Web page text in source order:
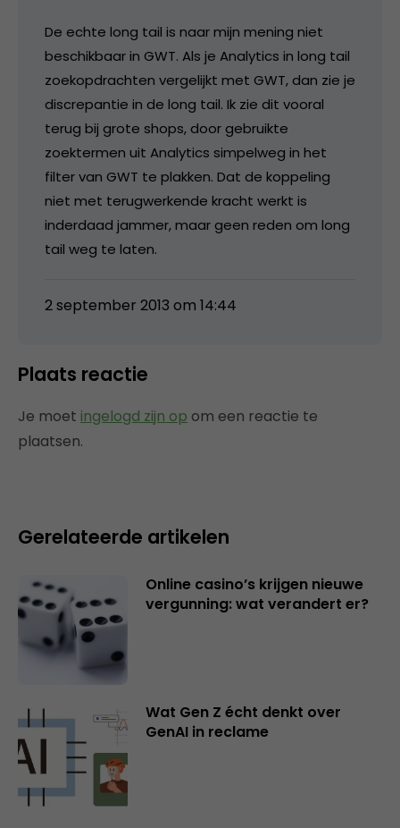
De echte long tail is naar mijn mening niet
beschikbaar in GWT. Als je Analytics in long tail
zoekopdrachten vergelijkt met GWT, dan zie je
discrepantie in de long tail. Ik zie dit vooral
terug bij grote shops, door gebruikte
zoektermen uit Analytics simpelweg in het
filter van GWT te plakken. Dat de koppeling
niet met terugwerkende kracht werkt is
inderdaad jammer, maar geen reden om long
tail weg te laten.
2 september 2013 om 14:44
Plaats reactie
Je moet ingelogd zijn op om een reactie te
plaatsen.
Gerelateerde artikelen
Online casino’s krijgen nieuwe
vergunning: wat verandert er?
Wat Gen Z écht denkt over
GenAI in reclame